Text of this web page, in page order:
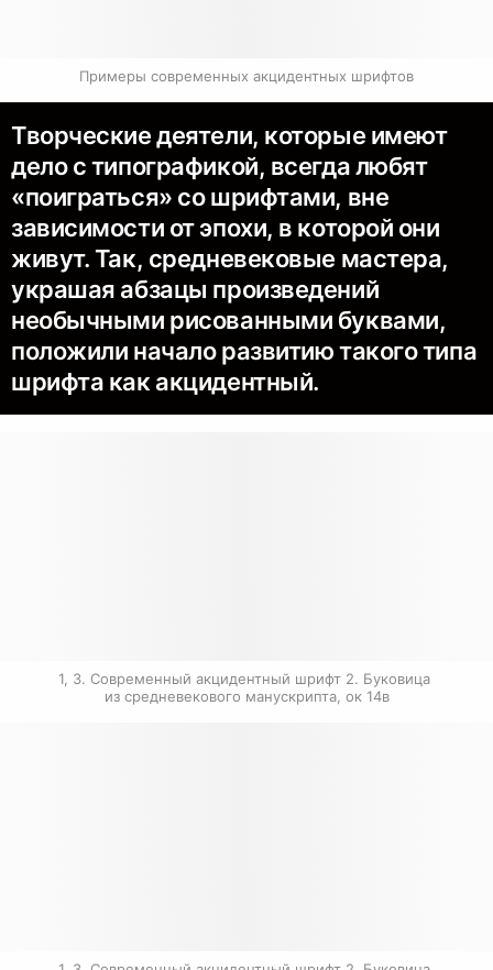
Примеры современных акцидентных шрифтов
Творческие деятели, которые имеют
дело с типографикой, всегда любят
«поиграться» со шрифтами, вне
зависимости от эпохи, в которой они
живут. Так, средневековые мастера,
украшая абзацы произведений
необычными рисованными буквами,
положили начало развитию такого типа
шрифта как акцидентный.
1, 3. Современный акцидентный шрифт 2. Буковица
из средневекового манускрипта, ок 14в